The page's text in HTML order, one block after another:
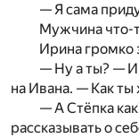
— Я сама
Мужчина что-
Ирина громко
— Ну а ты? —
на Ивана. — Как ты
— А Стёпка
рассказывать о